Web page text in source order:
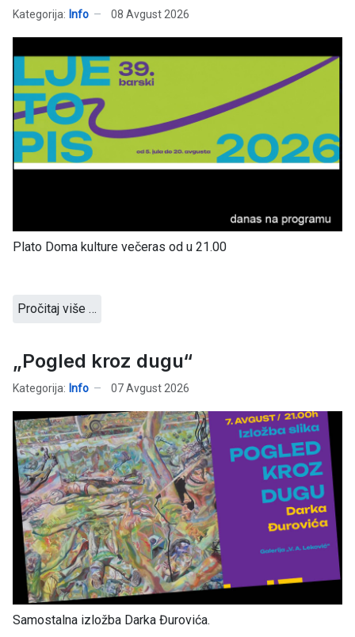
Kategorija: Info 08 Avgust 2026
Plato Doma kulture večeras od u 21.00
Pročitaj više …
„Pogled kroz dugu“
Kategorija: Info 07 Avgust 2026
Samostalna izložba Darka Đurovića.